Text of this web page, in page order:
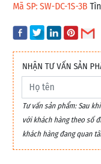
Mã SP: SW-DC-1S-3B
NHẬN TƯ VẤN SẢN
Tư vấn sản phẩm: Sau
với khách hàng theo số
khách hàng đang quan